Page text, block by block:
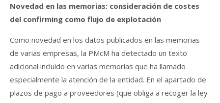
Novedad en las memorias: consideración de costes
del confirming como flujo de explotación
Como novedad en los datos publicados en las memorias
de varias empresas, la PMcM ha detectado un texto
adicional incluido en varias memorias que ha llamado
especialmente la atención de la entidad. En el apartado de
plazos de pago a proveedores (que obliga a recoger la ley